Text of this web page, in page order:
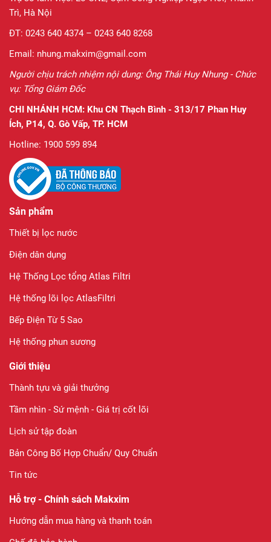
Trì, Hà Nội
ĐT: 0243 640 4374 – 0243 640 8268
Email: nhung.makxim@gmail.com
Người chịu trách nhiệm nội dung: Ông Thái Huy Nhung - Chức
vụ: Tổng Giám Đốc
CHI NHÁNH HCM: Khu CN Thạch Bình - 313/17 Phan Huy
Ích, P14, Q. Gò Vấp, TP. HCM
Hotline: 1900 599 894
Sản phẩm
Thiết bị lọc nước
Điện dân dụng
Hệ Thống Lọc tổng Atlas Filtri
Hệ thống lõi lọc AtlasFiltri
Bếp Điện Từ 5 Sao
Hệ thống phun sương
Giới thiệu
Thành tựu và giải thưởng
Tầm nhìn - Sứ mệnh - Giá trị cốt lõi
Lịch sử tập đoàn
Bản Công Bố Hợp Chuẩn/ Quy Chuẩn
Tin tức
Hỗ trợ - Chính sách Makxim
Hướng dẫn mua hàng và thanh toán